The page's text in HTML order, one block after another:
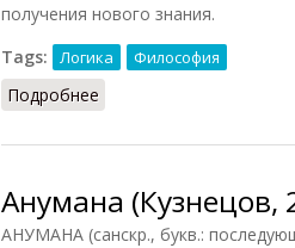
получения нового знания.
Tags:
Логика Философия
Подробнее
Анумана (Кузнецов,
АНУМАНА (санскр., букв.: